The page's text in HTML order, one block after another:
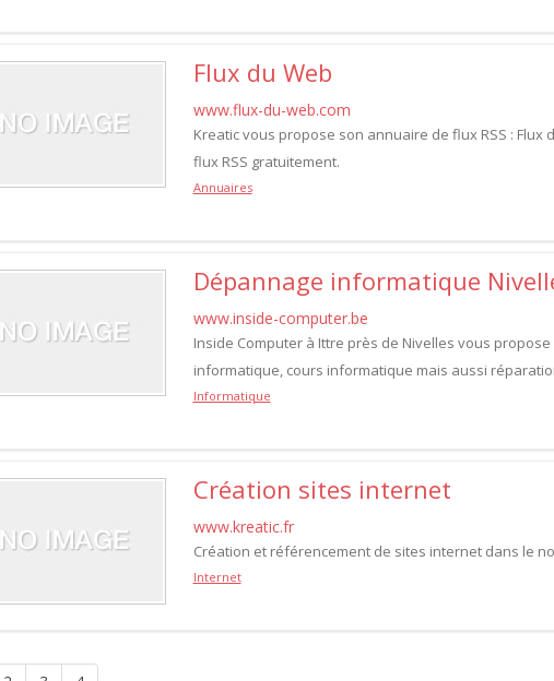
Flux du Web
www.flux-du-web.com
Kreatic vous propose son annuaire de flux RSS :
flux RSS gratuitement.
Annuaires
Dépannage informatique
www.inside-computer.be
Inside Computer à Ittre près de Nivelles vous
informatique, cours informatique mais aussi
Informatique
Création sites internet
www.kreatic.fr
Création et référencement de sites internet dans le
Internet